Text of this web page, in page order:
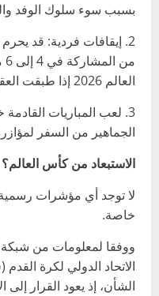
بسبب سوء سلوك الوفد
2. إيقافات فردية: قد
العالم 2026 إذا طبقت العقوبات خلال البطولة.
3. لعب المباريات
الجماهير من السفر
الاستبعاد من كأس العالم؟
لا توجد أي مؤشرات رسمية
خاصة.
الاتحاد الدولي لكرة
الشأن، إذ يعود القرار إلى